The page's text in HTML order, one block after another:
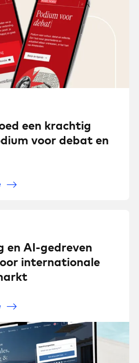
een krachtig
voor debat en
en AI-gedreven
internationale